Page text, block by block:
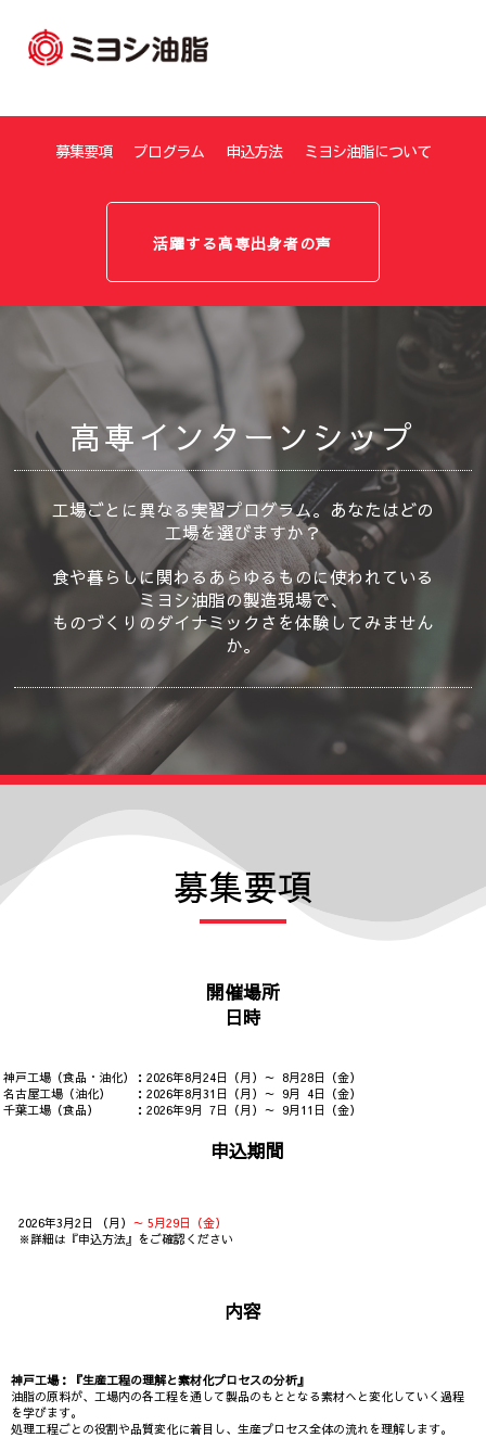
募集要項 プログラム 申込方法 ミヨシ油脂について
活躍する高専出身者の声
高専 インターンシップ
工場ごとに異なる実習プログラム。あなたはどの
工場を選びますか？
食や暮らしに関わるあらゆるものに使われている
ミヨシ油脂の製造現場で、
ものづくりのダイナミックさを体験してみません
か。
募集要項
開催場所
日時
神戸工場（食品・油化）：2026年8月24日（月）～ 8月28日（金）
名古屋工場（油化） ：2026年8月31日（月）～ 9月 4日（金）
千葉工場（食品） ：2026年9月 7日（月）～ 9月11日（金）
申込期間
2026年3月2日 （月） ～ 5月29日（金）
※詳細は『申込方法』をご確認ください
内容
神戸工場：『生産工程の理解と素材化プロセスの分析』
油脂の原料が、工場内の各工程を通して製品のもととなる素材へと変化していく過程
を学びます。
処理工程ごとの役割や品質変化に着目し、生産プロセス全体の流れを理解します。